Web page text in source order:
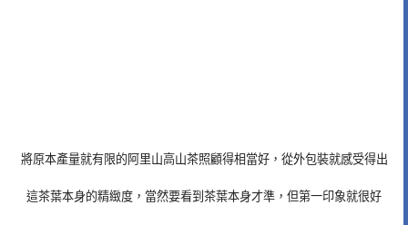
將原本產量就有限的阿里山高山茶照顧得相當好，從外包裝就感受得出
這茶葉本身的精緻度，當然要看到茶葉本身才準，但第一印象就很好